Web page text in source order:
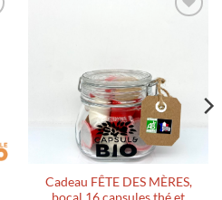
Cadeau FÊTE DES MÈRES,